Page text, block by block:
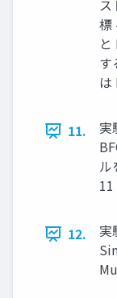
ス
標
す
は
11.
実
ル
11
12.
実